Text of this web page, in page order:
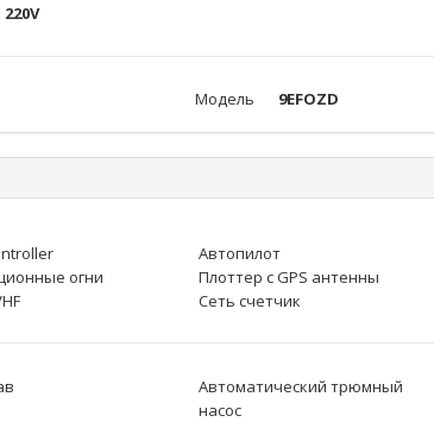
220V
Модель 9EFOZD
Автопилот
огни
Плоттер с GPS антенны
Сеть счетчик
Автоматический трюмный
насос